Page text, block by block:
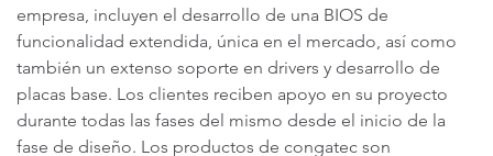
empresa, incluyen el desarrollo de una BIOS de
funcionalidad extendida, única en el mercado, así como
también un extenso soporte en drivers y desarrollo de
placas base. Los clientes reciben apoyo en su proyecto
durante todas las fases del mismo desde el inicio de la
fase de diseño. Los productos de congatec son